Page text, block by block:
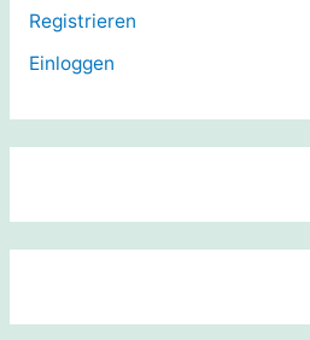
Registrieren
Einloggen